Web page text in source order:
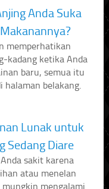
Anda Suka
memperhatikan
kadang ketika Anda
baru, semua itu
belakang.
Lunak untuk
Sedang Diare
sakit karena
atau menelan
mengalami